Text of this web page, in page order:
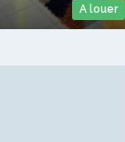
A louer